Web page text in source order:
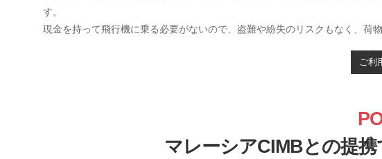
す。
現金を持って飛行機に乗る必要がないので、盗難や紛失のリスクもなく、荷
ご利
マレーシアCIMBとの提